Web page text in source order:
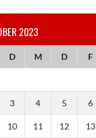
2023
D M D F
3 4 5 6
10 11 12 13